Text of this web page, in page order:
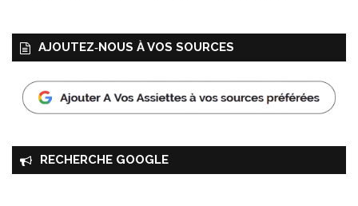
AJOUTEZ‑NOUS À VOS SOURCES
RECHERCHE GOOGLE